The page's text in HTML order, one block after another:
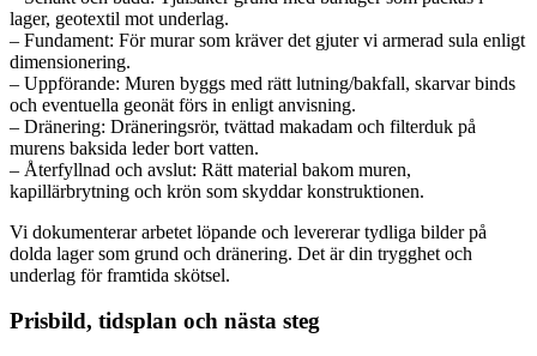
lager, geotextil mot underlag.
– Fundament: För murar som kräver det gjuter vi armerad sula enligt
dimensionering.
– Uppförande: Muren byggs med rätt lutning/bakfall, skarvar binds
och eventuella geonät förs in enligt anvisning.
– Dränering: Dräneringsrör, tvättad makadam och filterduk på
murens baksida leder bort vatten.
– Återfyllnad och avslut: Rätt material bakom muren,
kapillärbrytning och krön som skyddar konstruktionen.
Vi dokumenterar arbetet löpande och levererar tydliga bilder på
dolda lager som grund och dränering. Det är din trygghet och
underlag för framtida skötsel.
Prisbild, tidsplan och nästa steg